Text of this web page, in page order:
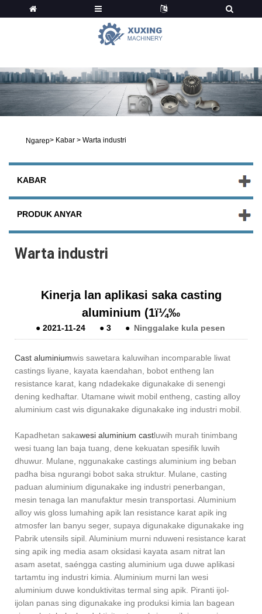
Ngarep> Kabar > Warta industri
KABAR
PRODUK ANYAR
Warta industri
Kinerja lan aplikasi saka casting
aluminium (1ï¼‰
● 2021-11-24 ● 3 ● Ninggalake kula pesen
Cast aluminiumwis sawetara kaluwihan incomparable liwat
castings liyane, kayata kaendahan, bobot entheng lan
resistance karat, kang ndadekake digunakake di senengi
dening kedhaftar. Utamane wiwit mobil entheng, casting alloy
aluminium cast wis digunakake digunakake ing industri mobil.
Kapadhetan sakawesi aluminium castluwih murah tinimbang
wesi tuang lan baja tuang, dene kekuatan spesifik luwih
dhuwur. Mulane, nggunakake castings aluminium ing beban
padha bisa ngurangi bobot saka struktur. Mulane, casting
paduan aluminium digunakake ing industri penerbangan,
mesin tenaga lan manufaktur mesin transportasi. Aluminium
alloy wis gloss lumahing apik lan resistance karat apik ing
atmosfer lan banyu seger, supaya digunakake digunakake ing
Pabrik utensils sipil. Aluminium murni nduweni resistance karat
sing apik ing media asam oksidasi kayata asam nitrat lan
asam asetat, saéngga casting aluminium uga duwe aplikasi
tartamtu ing industri kimia. Aluminium murni lan wesi
aluminium duwe konduktivitas termal sing apik. Piranti ijol-
ijolan panas sing digunakake ing produksi kimia lan bagean